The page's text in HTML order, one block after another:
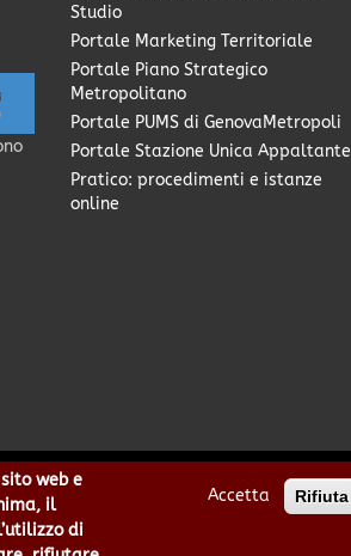
Studio
Portale Marketing Territoriale
Portale Piano Strategico
Metropolitano
Portale PUMS di GenovaMetropoli
Portale Stazione Unica Appaltante
Pratico: procedimenti e istanze
online
| Codice IPA: cmge
web e
il
di
Accetta Rifiuta